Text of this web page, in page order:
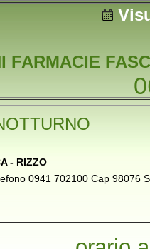
FARMACIE
- RIZZO
0941 702100 Cap 98076